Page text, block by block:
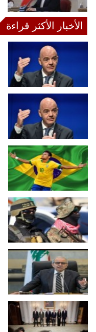
الأخبار الأكثر قراءة